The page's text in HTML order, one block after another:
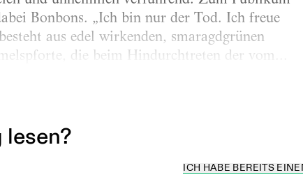
Bonbons. „Ich bin nur der Tod. Ich freue
aus edel wirkenden, smaragdgrünen
die beim Hindurchtreten der vom...
ICH HABE BEREITS